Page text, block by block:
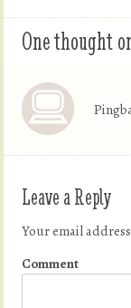
One thought
Leave a Reply
Your email
Comment